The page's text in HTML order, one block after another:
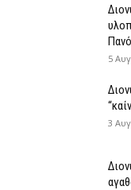
5
3